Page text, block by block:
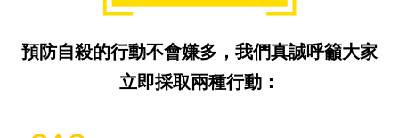
預防自殺的行動不會嫌多，我們真誠呼籲大家
立即採取兩種行動：